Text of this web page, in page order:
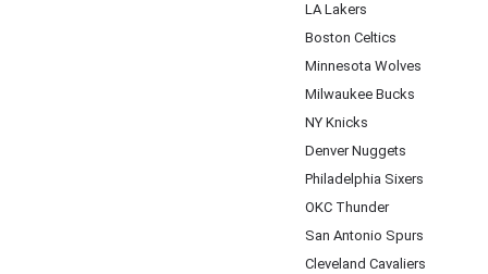
LA Lakers
Boston Celtics
Minnesota Wolves
Milwaukee Bucks
NY Knicks
Denver Nuggets
Philadelphia Sixers
OKC Thunder
San Antonio Spurs
Cleveland Cavaliers